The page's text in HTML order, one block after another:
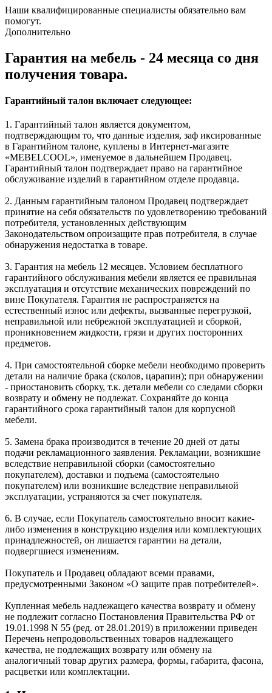
Наши квалифицированные специалисты обязательно вам
помогут.
Дополнительно
Гарантия на мебель - 24 месяца со дня
получения товара.
Гарантийный талон включает следующее:
1. Гарантийный талон является документом,
подтверждающим то, что данные изделия, заф иксированные
в Гарантийном талоне, куплены в Интернет-магазите
«MEBELCOOL», именуемое в дальнейшем Продавец.
Гарантийный талон подтверждает право на гарантийное
обслуживание изделий в гарантийном отделе продавца.
2. Данным гарантийным талоном Продавец подтверждает
принятие на себя обязательств по удовлетворению требований
потребителя, установленных действующим
Законодательством опроизащите прав потребителя, в случае
обнаружения недостатка в товаре.
3. Гарантия на мебель 12 месяцев. Условием бесплатного
гарантийного обслуживания мебели является ее правильная
эксплуатация и отсутствие механических повреждений по
вине Покупателя. Гарантия не распространяется на
естественный износ или дефекты, вызванные перегрузкой,
неправильной или небрежной эксплуатацией и сборкой,
проникновением жидкости, грязи и других посторонних
предметов.
4. При самостоятельной сборке мебели необходимо проверить
детали на наличие брака (сколов, царапин); при обнаружении
- приостановить сборку, т.к. детали мебели со следами сборки
возврату и обмену не подлежат. Сохраняйте до конца
гарантийного срока гарантийный талон для корпусной
мебели.
5. Замена брака производится в течение 20 дней от даты
подачи рекламационного заявления. Рекламации, возникшие
вследствие неправильной сборки (самостоятельно
покупателем), доставки и подъема (самостоятельно
покупателем) или возникшие вследствие неправильной
эксплуатации, устраняются за счет покупателя.
6. В случае, если Покупатель самостоятельно вносит какие-
либо изменения в конструкцию изделия или комплектующих
принадлежностей, он лишается гарантии на детали,
подвергшиеся изменениям.
Покупатель и Продавец обладают всеми правами,
предусмотренными Законом «О защите прав потребителей».
Купленная мебель надлежащего качества возврату и обмену
не подлежит согласно Постановления Правительства РФ от
19.01.1998 N 55 (ред. от 28.01.2019) в приложении приведен
Перечень непродовольственных товаров надлежащего
качества, не подлежащих возврату или обмену на
аналогичный товар других размера, формы, габарита, фасона,
расцветки или комплектации.